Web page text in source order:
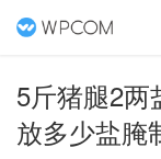
5斤猪腿2两
放多少盐腌